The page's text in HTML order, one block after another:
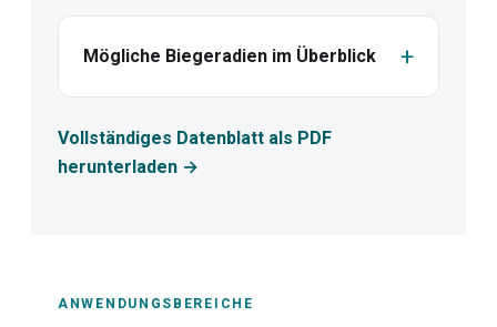
Mögliche Biegeradien im Überblick
Vollständiges Datenblatt als PDF
herunterladen →
ANWENDUNGSBEREICHE